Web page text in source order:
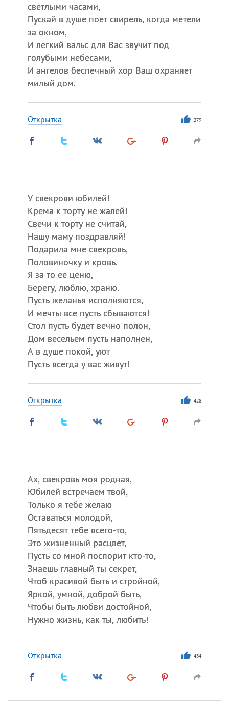
светлыми часами,
Пускай в душе поет свирель, когда метели
за окном,
И легкий вальс для Вас звучит под
голубыми небесами,
И ангелов беспечный хор Ваш охраняет
милый дом.
Открытка 279
У свекрови юбилей!
Крема к торту не жалей!
Свечи к торту не считай,
Нашу маму поздравляй!
Подарила мне свекровь,
Половиночку и кровь.
Я за то ее ценю,
Берегу, люблю, храню.
Пусть желанья исполняются,
И мечты все пусть сбываются!
Стол пусть будет вечно полон,
Дом весельем пусть наполнен,
А в душе покой, уют
Пусть всегда у вас живут!
Открытка 428
Ах, свекровь моя родная,
Юбилей встречаем твой,
Только я тебе желаю
Оставаться молодой,
Пятьдесят тебе всего-то,
Это жизненный расцвет,
Пусть со мной поспорит кто-то,
Знаешь главный ты секрет,
Чтоб красивой быть и стройной,
Яркой, умной, доброй быть,
Чтобы быть любви достойной,
Нужно жизнь, как ты, любить!
Открытка 434